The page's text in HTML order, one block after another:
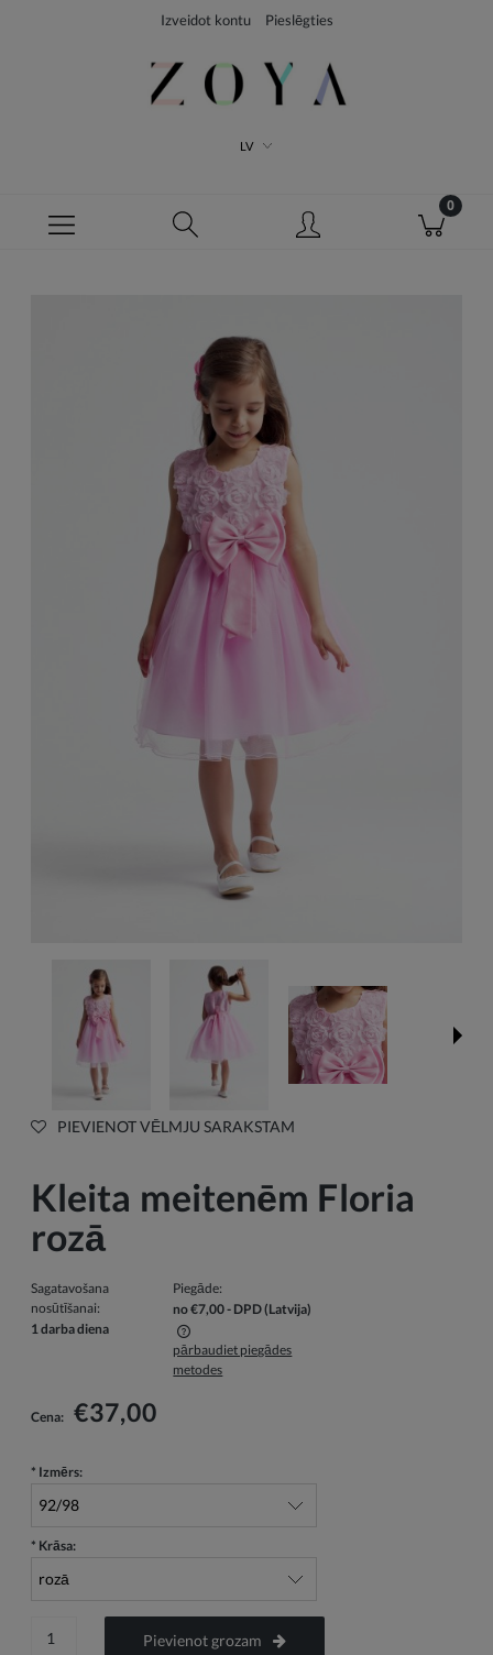
Izveidot kontu Pieslēgties
LV
PIEVIENOT VĒLMJU SARAKSTAM
Kleita meitenēm Floria
rozā
Sagatavošana
nosūtīšanai:
1 darba diena
Piegāde:
no €7,00- DPD(Latvija)
Cenā nav iekļautas iespējamās maksājumu izmaksas
pārbaudiet piegādes
metodes
Cena: €37,00
* Izmērs:
* Krāsa:
Pievienot grozam